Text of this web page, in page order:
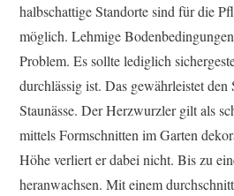
halbschattige Standorte sind für die
möglich. Lehmige
Problem. Es sollte lediglich
durchlässig ist. Das gewährleistet
Staunässe. Der Herzwurzler gilt als
mittels Formschnitten im Garten
Höhe verliert er dabei nicht. Bis zu
heranwachsen. Mit einem